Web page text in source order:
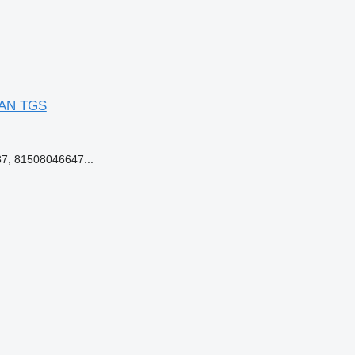
TGS
81508046647...